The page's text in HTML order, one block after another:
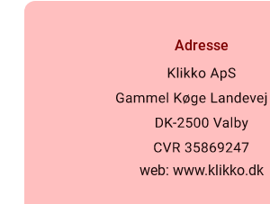
Adresse
web: www.klikko.dk